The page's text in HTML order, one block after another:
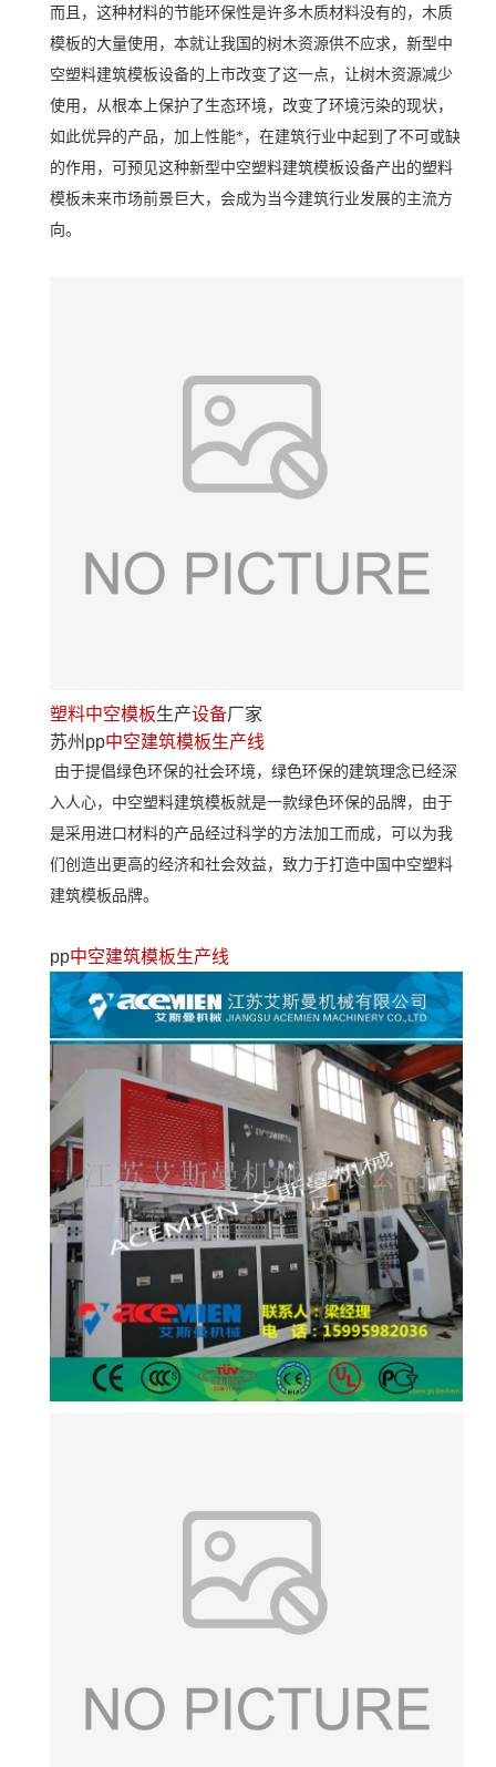
而且，这种材料的节能环保性是许多木质材料没有的，木质
模板的大量使用，本就让我国的树木资源供不应求，新型中
空塑料建筑模板设备的上市改变了这一点，让树木资源减少
使用，从根本上保护了生态环境，改变了环境污染的现状，
如此优异的产品，加上性能*，在建筑行业中起到了不可或缺
的作用，可预见这种新型中空塑料建筑模板设备产出的塑料
模板未来市场前景巨大，会成为当今建筑行业发展的主流方
向。
塑料中空模板生产设备厂家
苏州pp中空建筑模板生产线
由于提倡绿色环保的社会环境，绿色环保的建筑理念已经深
入人心，中空塑料建筑模板就是一款绿色环保的品牌，由于
是采用进口材料的产品经过科学的方法加工而成，可以为我
们创造出更高的经济和社会效益，致力于打造中国中空塑料
建筑模板品牌。
pp中空建筑模板生产线